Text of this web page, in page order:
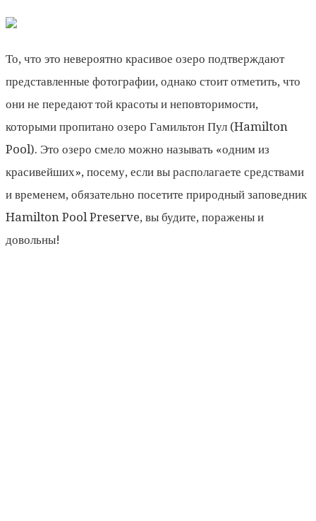
То, что это невероятно красивое озеро подтверждают
представленные фотографии, однако стоит отметить, что
они не передают той красоты и неповторимости,
которыми пропитано озеро Гамильтон Пул (Hamilton
Pool). Это озеро смело можно называть «одним из
красивейших», посему, если вы располагаете средствами
и временем, обязательно посетите природный заповедник
Hamilton Pool Preserve, вы будите, поражены и
довольны!